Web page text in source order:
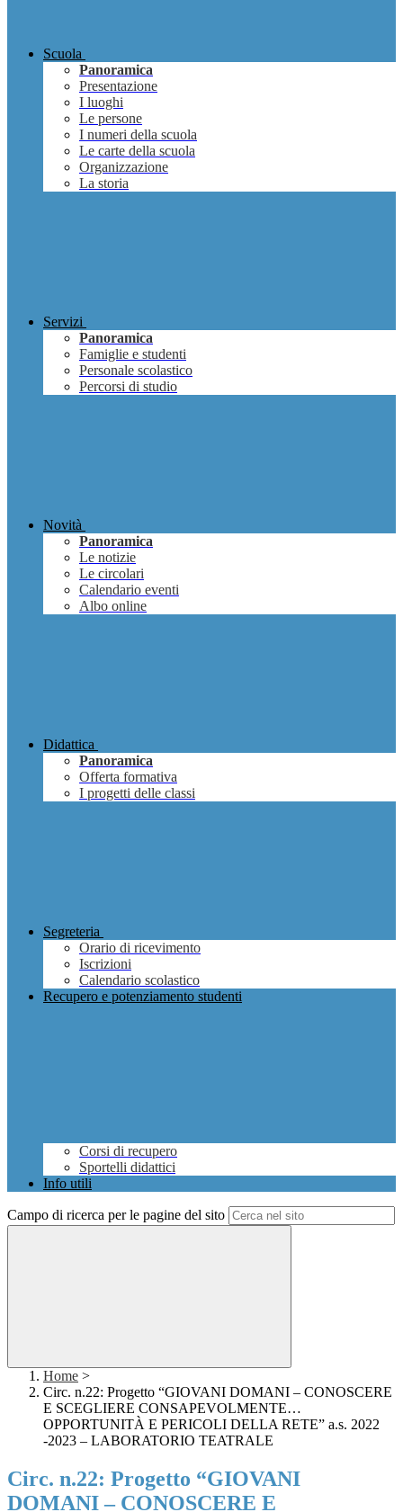
Scuola
Panoramica
Presentazione
I luoghi
Le persone
I numeri della scuola
Le carte della scuola
Organizzazione
La storia
Servizi
Panoramica
Famiglie e studenti
Personale scolastico
Percorsi di studio
Novità
Panoramica
Le notizie
Le circolari
Calendario eventi
Albo online
Didattica
Panoramica
Offerta formativa
I progetti delle classi
Segreteria
Orario di ricevimento
Iscrizioni
Calendario scolastico
Recupero e potenziamento studenti
Corsi di recupero
Sportelli didattici
Info utili
Campo di ricerca per le pagine del sito
Home >
Circ. n.22: Progetto “GIOVANI DOMANI – CONOSCERE
E SCEGLIERE CONSAPEVOLMENTE…
OPPORTUNITÀ E PERICOLI DELLA RETE” a.s. 2022
-2023 – LABORATORIO TEATRALE
Circ. n.22: Progetto “GIOVANI
DOMANI – CONOSCERE E